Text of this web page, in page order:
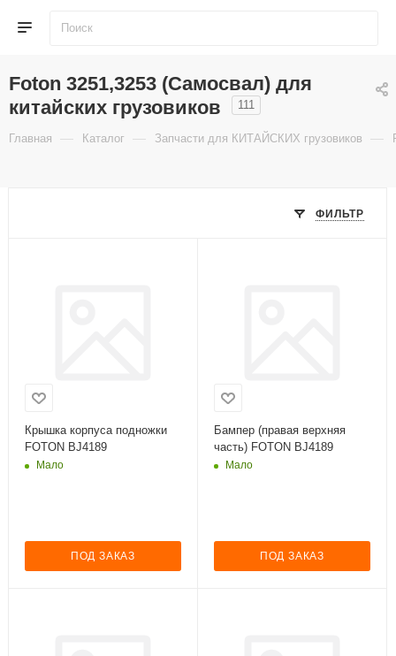
Foton 3251,3253 (Cамосвал) для
китайских грузовиков
111
Главная — Каталог — Запчасти для КИТАЙСКИХ грузовиков —
ФИЛЬТР
Крышка корпуса подножки
FOTON BJ4189
Мало
ПОД ЗАКАЗ
Бампер (правая верхняя
часть) FOTON BJ4189
Мало
ПОД ЗАКАЗ